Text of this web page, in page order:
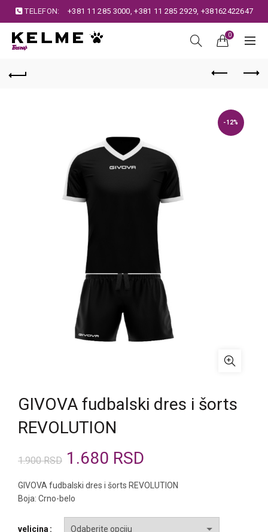
TELEFON: +381 11 285 3000,+381 11 285 2929, +38162422647
0
-12%
GIVOVA fudbalski dres i šorts
REVOLUTION
1.900RSD Originalna
cena
1.680 RSD
cena
GIVOVA fudbalski dres i šorts REVOLUTION
Boja: Crno-belo
velicina